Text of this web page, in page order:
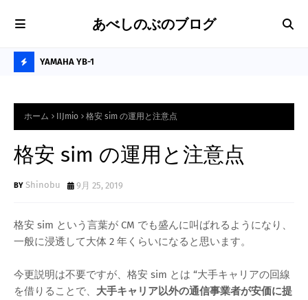
あべしのぶのブログ
O
P
O
S
S
な卓上 YAMAHA YB-1
ホーム IIJmio 格安 sim の運用と注意点
格安 sim の運用と注意点
Shinobu 9月 25, 2019
格安 sim という言葉が CM でも盛んに叫ばれるようになり、
一般に浸透して大体 2 年くらいになると思います。
今更説明は不要ですが、格安 sim とは “大手キャリアの回線
を借りることで、 大手キャリア以外の通信事業者が安価に提